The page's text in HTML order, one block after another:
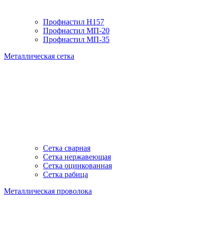
Профнастил H157
Профнастил МП-20
Профнастил МП-35
Металлическая сетка
Сетка сварная
Сетка нержавеющая
Сетка оцинкованная
Сетка рабица
Металлическая проволока